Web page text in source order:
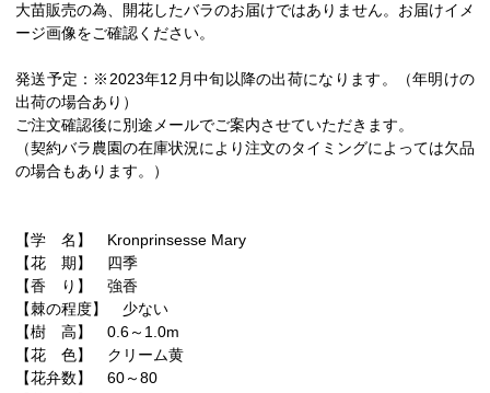
大苗販売の為、開花したバラのお届けではありません。お届けイメ
ージ画像をご確認ください。
発送予定：※2023年12月中旬以降の出荷になります。（年明けの
出荷の場合あり）
ご注文確認後に別途メールでご案内させていただきます。
（契約バラ農園の在庫状況により注文のタイミングによっては欠品
の場合もあります。）
【学 名】 Kronprinsesse Mary
【花 期】 四季
【香 り】 強香
【棘の程度】 少ない
【樹 高】 0.6～1.0m
【花 色】 クリーム黄
【花弁数】 60～80